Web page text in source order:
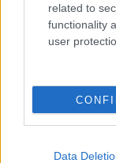
related to
functionality
user
Data
Az